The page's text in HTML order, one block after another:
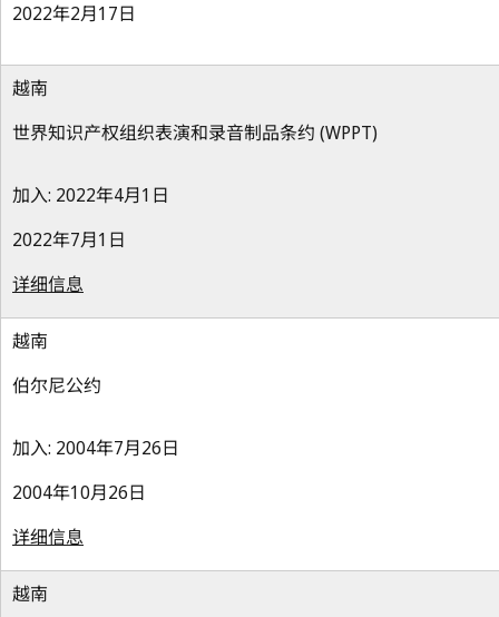
2022年2月17日
越南
世界知识产权组织表演和录音制品条约 (WPPT)
加入: 2022年4月1日
2022年7月1日
详细信息
越南
伯尔尼公约
加入: 2004年7月26日
2004年10月26日
详细信息
越南